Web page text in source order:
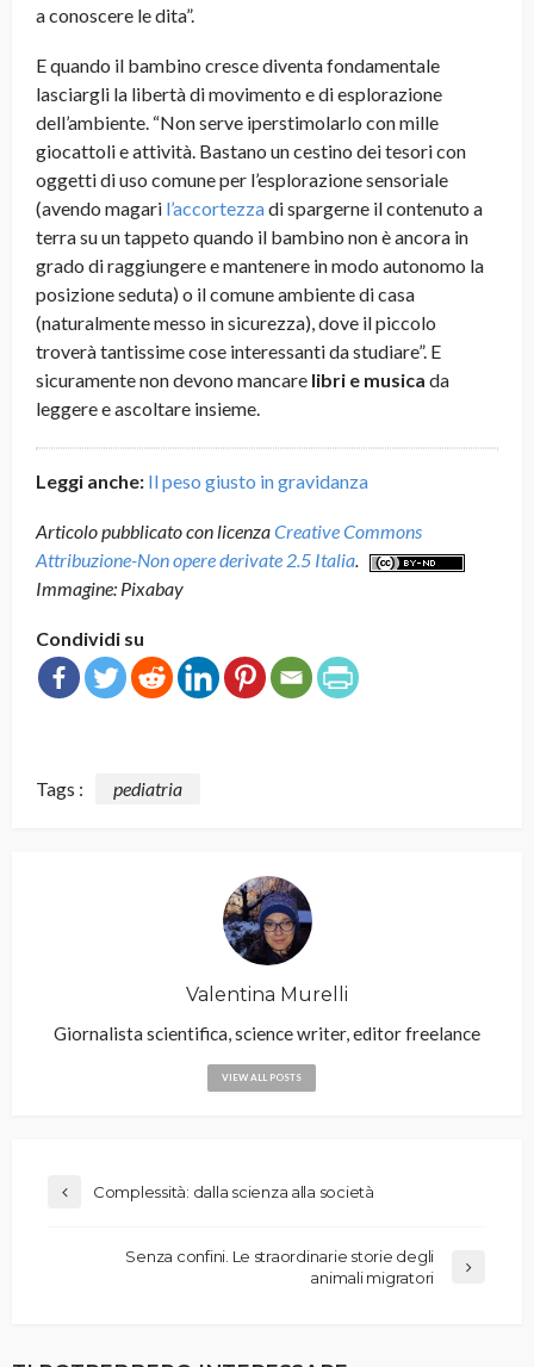
a conoscere le dita”.
E quando il bambino cresce diventa fondamentale
lasciargli la libertà di movimento e di esplorazione
dell’ambiente. “Non serve iperstimolarlo con mille
giocattoli e attività. Bastano un cestino dei tesori con
oggetti di uso comune per l’esplorazione sensoriale
(avendo magari l’accortezzadi spargerne il contenuto a
terra su un tappeto quando il bambino non è ancora in
grado di raggiungere e mantenere in modo autonomo la
posizione seduta) o il comune ambiente di casa
(naturalmente messo in sicurezza), dove il piccolo
troverà tantissime cose interessanti da studiare”. E
sicuramente non devono mancare libri e musica da
leggere e ascoltare insieme.
Leggi anche: Il peso giusto in gravidanza
Articolo pubblicato con licenzaCreative Commons
Attribuzione-Non opere derivate 2.5 Italia.
Immagine: Pixabay
Condividi su
Tags : pediatria
Valentina Murelli
Giornalista scientifica, science writer, editor freelance
VIEW ALL POSTS
Complessità: dalla scienza alla società
Senza confini. Le straordinarie storie degli
animali migratori